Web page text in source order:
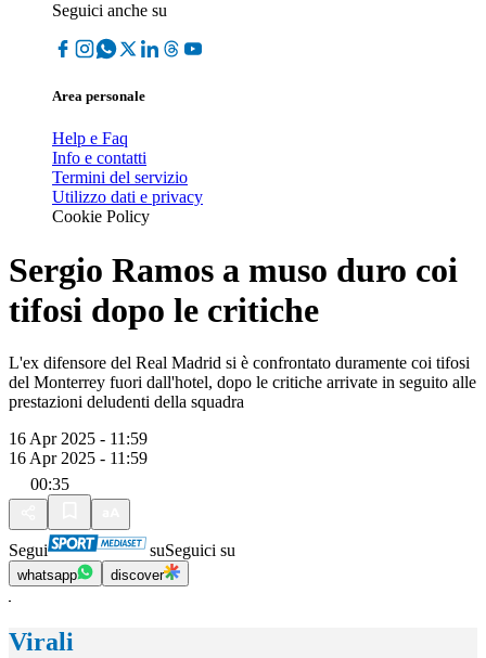
Seguici anche su
Area personale
Help e Faq
Info e contatti
Termini del servizio
Utilizzo dati e privacy
Cookie Policy
Sergio Ramos a muso duro coi
tifosi dopo le critiche
L'ex difensore del Real Madrid si è confrontato duramente coi tifosi
del Monterrey fuori dall'hotel, dopo le critiche arrivate in seguito alle
prestazioni deludenti della squadra
16 Apr 2025 - 11:59
16 Apr 2025 - 11:59
00:35
Segui suSeguici su
whatsapp discover
Virali